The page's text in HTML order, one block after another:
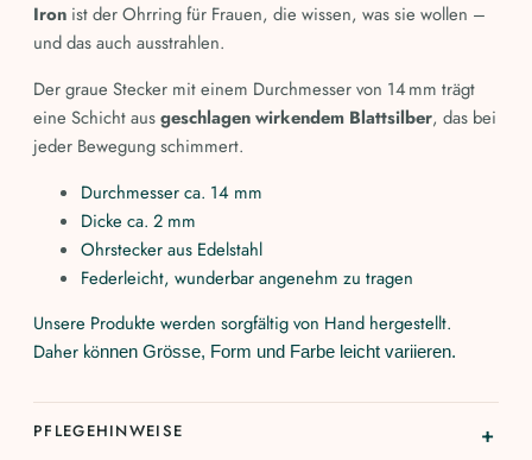
Iron ist der Ohrring für Frauen, die wissen, was sie wollen –
und das auch ausstrahlen.
Der graue Stecker mit einem Durchmesser von 14 mm trägt
eine Schicht ausgeschlagen wirkendem Blattsilber, das bei
jeder Bewegung schimmert.
Durchmesser ca. 14 mm
Dicke ca. 2 mm
Ohrstecker aus Edelstahl
Federleicht, wunderbar angenehm zu tragen
Unsere Produkte werden sorgfältig von Hand hergestellt.
Daher können Grösse, Form und Farbe leicht variieren.
PFLEGEHINWEISE